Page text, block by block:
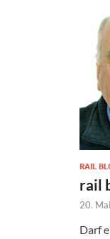
RAIL
rail
20.
Darf